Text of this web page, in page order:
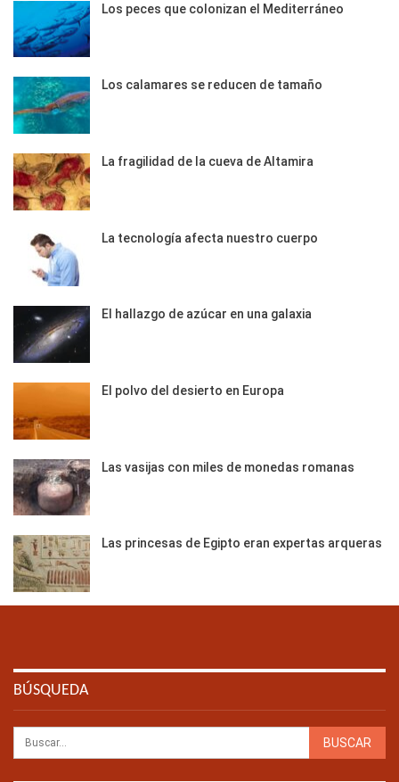
Los peces que colonizan el Mediterráneo
Los calamares se reducen de tamaño
La fragilidad de la cueva de Altamira
La tecnología afecta nuestro cuerpo
El hallazgo de azúcar en una galaxia
El polvo del desierto en Europa
Las vasijas con miles de monedas romanas
Las princesas de Egipto eran expertas arqueras
BÚSQUEDA